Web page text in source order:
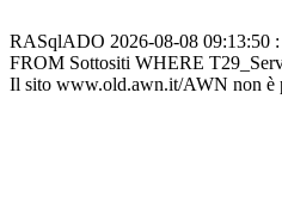
RASqlADO 2026-08-08 09:13:50
FROM Sottositi WHERE
Il sito www.old.awn.it/AWN non è